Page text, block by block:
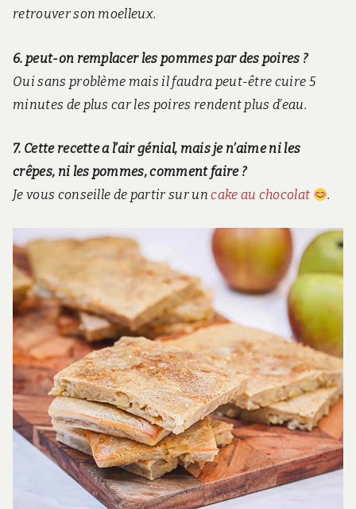
retrouver son moelleux.
6. peut-on remplacer les pommes par des poires ?
Oui sans problème mais il faudra peut-être cuire 5
minutes de plus car les poires rendent plus d’eau.
7. Cette recette a l’air génial, mais je n’aime ni les
crêpes, ni les pommes, comment faire ?
Je vous conseille de partir sur uncake au chocolat .